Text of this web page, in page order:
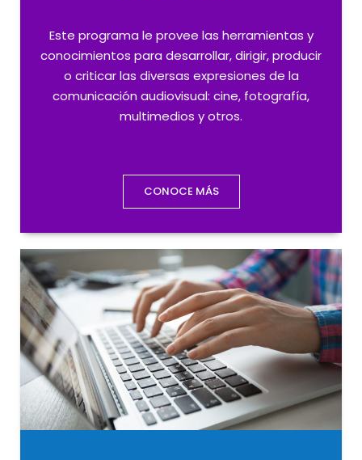
Este programa le provee las herramientas y
conocimientos para desarrollar, dirigir, producir
o criticar las diversas expresiones de la
comunicación audiovisual: cine, fotografía,
multimedios y otros.
CONOCE MÁS